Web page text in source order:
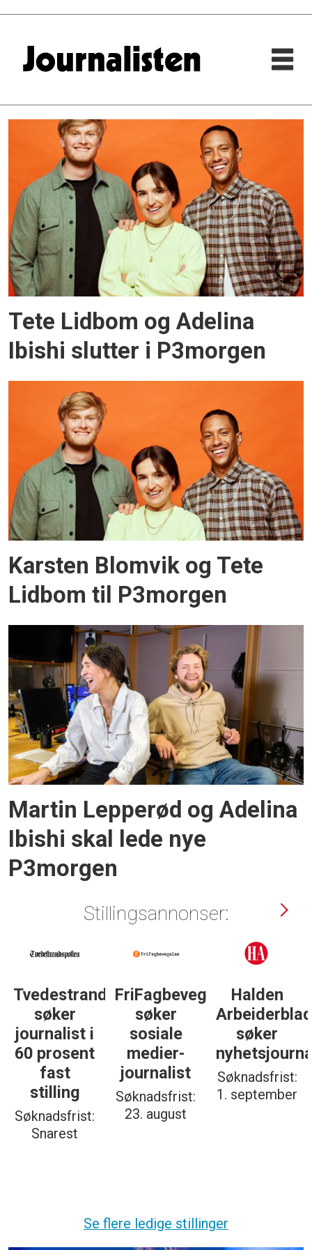
p3morgen
Tete Lidbom og Adelina
Ibishi slutter i P3morgen
Karsten Blomvik og Tete
Lidbom til P3morgen
Martin Lepperød og Adelina
Ibishi skal lede nye
P3morgen
Stillingsannonser:
Tvedestrandsposten
søker
journalist i
60 prosent
fast
stilling
Søknadsfrist:
Snarest
FriFagbevegelse
søker
sosiale
medier-
journalist
Søknadsfrist:
23. august
Halden
Arbeiderblad
søker
Søknadsfrist:
1. september
Se flere ledige stillinger